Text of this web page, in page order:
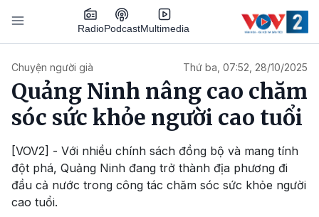
Nhảy đến nội dung
RadioPodcastMultimedia
Chuyện người già Thứ ba, 07:52, 28/10/2025
Quảng Ninh nâng cao chăm
sóc sức khỏe người cao tuổi
[VOV2] - Với nhiều chính sách đồng bộ và mang tính
đột phá, Quảng Ninh đang trở thành địa phương đi
đầu cả nước trong công tác chăm sóc sức khỏe người
cao tuổi.